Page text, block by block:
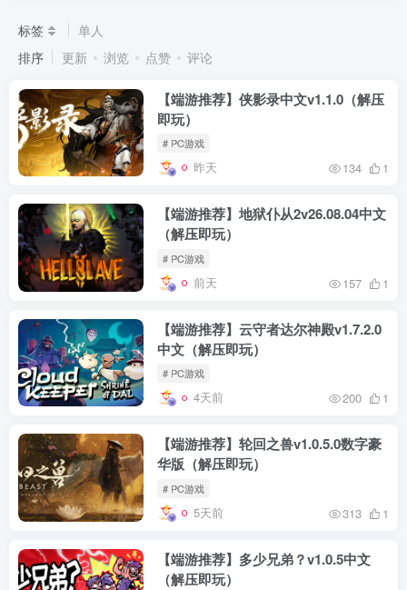
标签
单人
排序
更新 浏览 点赞 评论
【端游推荐】侠影录中文v1.1.0（解压
即玩）
# PC游戏
昨天 134 1
【端游推荐】地狱仆从2v26.08.04中文
（解压即玩）
# PC游戏
前天 157 1
【端游推荐】云守者达尔神殿v1.7.2.0
中文（解压即玩）
# PC游戏
4天前 200 1
【端游推荐】轮回之兽v1.0.5.0数字豪
华版（解压即玩）
# PC游戏
5天前 313 1
【端游推荐】多少兄弟？v1.0.5中文
（解压即玩）